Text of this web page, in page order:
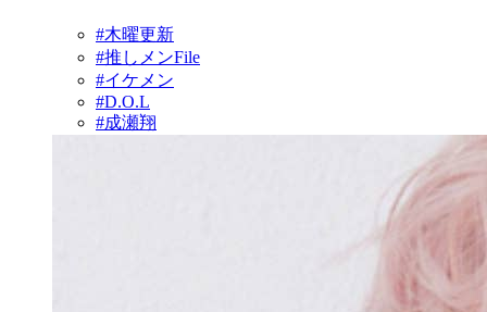
#木曜更新
#推しメンFile
#イケメン
#D.O.L
#成瀬翔